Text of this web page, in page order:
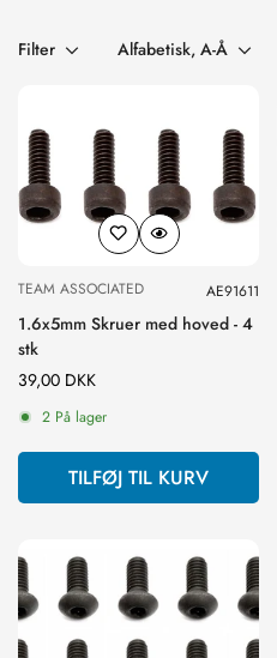
Filter Alfabetisk, A-Å
TEAM ASSOCIATED AE91611
1.6x5mm Skruer med hoved - 4
stk
Normal
39,00 DKK
2 På lager
TILFØJ TIL KURV